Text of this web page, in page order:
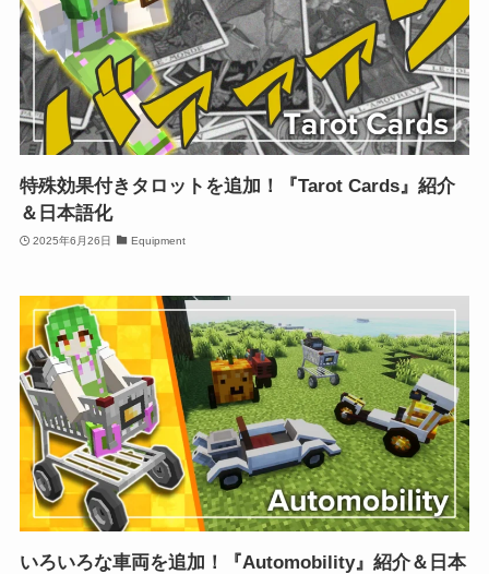
特殊効果付きタロットを追加！『Tarot Cards』紹介
＆日本語化
2025年6月26日 Equipment
いろいろな車両を追加！『Automobility』紹介＆日本